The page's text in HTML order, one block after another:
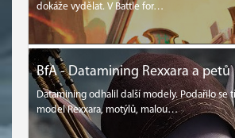
dokáže vydělat. V Battle for…
BfA - Datamining Rexxara a petů
Datamining odhalil další modely. Podařilo se
model Rexxara, motýlů, malou…